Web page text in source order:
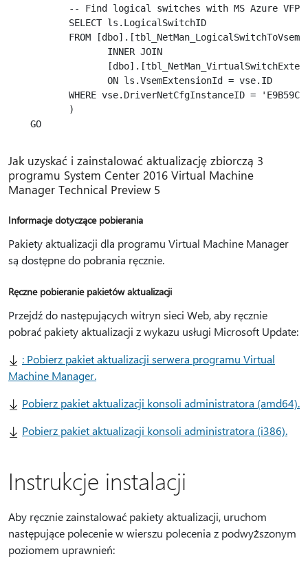
-- Find logical switches with MS Azure VFP
       SELECT ls.LogicalSwitchID
FROM
              INNER JOIN
              ON ls.VsemExtensionId = vse.ID
WHERE vse.DriverNetCfgInstanceID =
       )
Jak uzyskać i zainstalować aktualizację zbiorczą 3
programu System Center 2016 Virtual Machine
Manager Technical Preview 5
Informacje dotyczące pobierania
Pakiety aktualizacji dla programu Virtual Machine Manager
są dostępne do pobrania ręcznie.
Ręczne pobieranie pakietów aktualizacji
Przejdź do następujących witryn sieci Web, aby ręcznie
pobrać pakiety aktualizacji z wykazu usługi Microsoft Update:
: Pobierz pakiet aktualizacji serwera programu Virtual
Machine Manager.
Pobierz pakiet aktualizacji konsoli administratora (amd64).
Pobierz pakiet aktualizacji konsoli administratora (i386).
Instrukcje instalacji
Aby ręcznie zainstalować pakiety aktualizacji, uruchom
następujące polecenie w wierszu polecenia z podwyższonym
poziomem uprawnień: